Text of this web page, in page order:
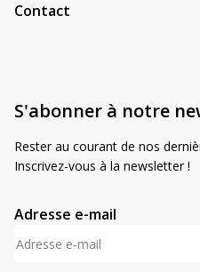
Contact
S'abonner à notre
Rester au courant de nos
Inscrivez-vous à la newsletter !
Adresse e-mail
A